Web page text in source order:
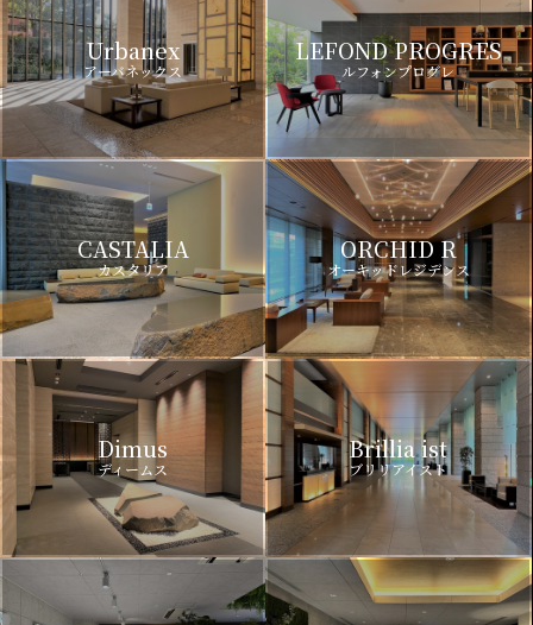
Urbanex
アーバネックス
LEFOND PROGRES
ルフォンプログレ
CASTALIA
カスタリア
ORCHID R
オーキッドレジデンス
Dimus
ディームス
Brillia ist
ブリリアイスト